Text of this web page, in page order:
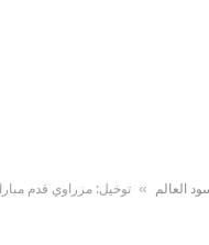
العالم » توخيل: مزراوي قدم